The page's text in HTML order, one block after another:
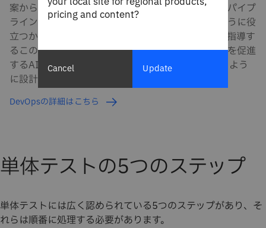
案から本番環境までのソフトウェア・デリバリー・パイプ
ライン全体でアプリケーションを動かすのにどのように役
立つかについて説明します。IBMのエキスパートが指導す
るこのカリキュラムは、ビジネス・リーダーが成長を促進
するAI投資の優先順位付けに必要な知識を得られるよう
に設計されています。
DevOpsの詳細はこちら
単体テストの5つのステップ
単体テストには広く認められている5つのステップがあり、そ
れらは順番に処理する必要があります。
pricing and content?
Cancel Update